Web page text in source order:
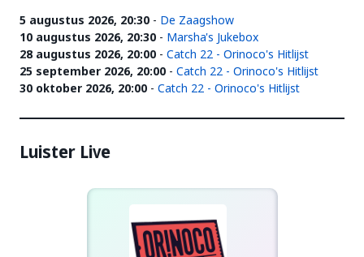
5 augustus 2026, 20:30 - De Zaagshow
10 augustus 2026, 20:30 - Marsha's Jukebox
28 augustus 2026, 20:00 - Catch 22 - Orinoco's Hitlijst
25 september 2026, 20:00 - Catch 22 - Orinoco's Hitlijst
30 oktober 2026, 20:00 - Catch 22 - Orinoco's Hitlijst
Luister Live